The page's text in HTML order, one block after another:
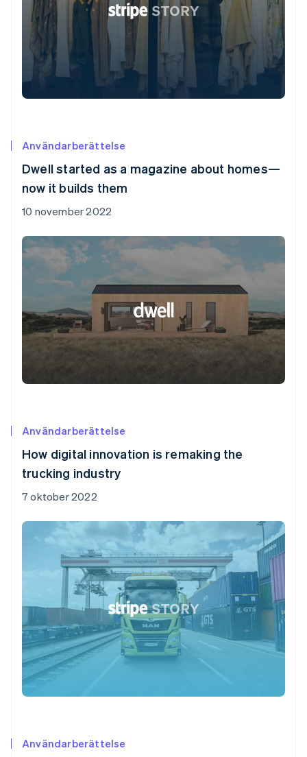
Användarberättelse
Dwell started as a magazine about homes—
now it builds them
10 november 2022
Användarberättelse
How digital innovation is remaking the
trucking industry
7 oktober 2022
Användarberättelse